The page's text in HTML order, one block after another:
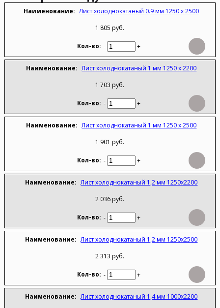
Лист холоднокатаный 0.9 мм 1250 х 2500
1 805 руб.
- +
Лист холоднокатаный 1 мм 1250 х 2200
1 703 руб.
- +
Лист холоднокатаный 1 мм 1250 х 2500
1 901 руб.
- +
Лист холоднокатаный 1,2 мм 1250х2200
2 036 руб.
- +
Лист холоднокатаный 1,2 мм 1250х2500
2 313 руб.
- +
Лист холоднокатаный 1,4 мм 1000х2200